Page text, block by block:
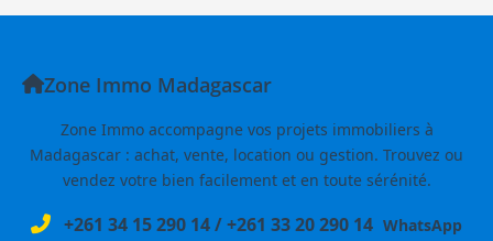
Zone Immo Madagascar
Zone Immo accompagne vos projets immobiliers à
Madagascar : achat, vente, location ou gestion. Trouvez ou
vendez votre bien facilement et en toute sérénité.
+261 34 15 290 14/+261 33 20 290 14 WhatsApp